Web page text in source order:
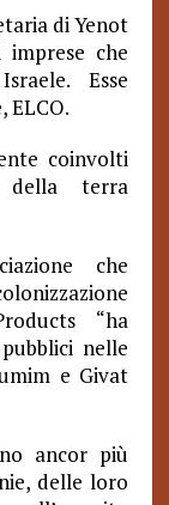
di Yenot
che
Esse
ELCO.
coinvolti
della terra
che
“ha
nelle
e Givat
ancor più
delle loro